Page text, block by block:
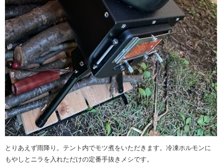
とりあえず雨降り。テント内でモツ煮をいただきます。冷凍ホルモンに
もやしとニラを入れただけの定番手抜きメシです。